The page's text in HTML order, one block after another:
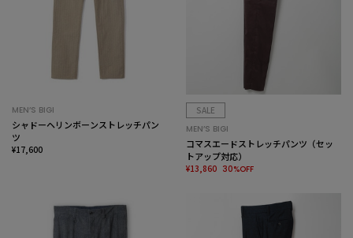
MEN’S BIGI
シャドーヘリンボーンストレッチパン
ツ
¥17,600
SALE
MEN’S BIGI
コマスエードストレッチパンツ（セッ
トアップ対応）
¥13,860 30%OFF